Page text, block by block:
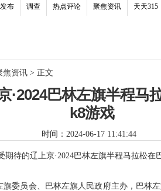
布 调查 热点评论 聚焦资讯 天天315
焦资讯 > 正文
·2024巴林左旗半程马
k8游戏
时间：2024-06-17 11:41:44
期待的辽上京·2024巴林左旗半程马拉松
旗委员会、巴林左旗人民政府主办，巴林